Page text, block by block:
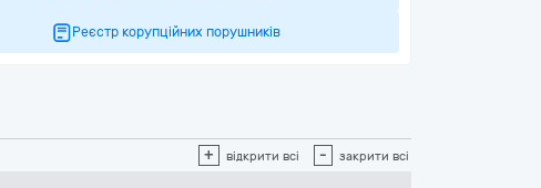
Реєстр корупційних порушників
+ відкрити всі - закрити всі